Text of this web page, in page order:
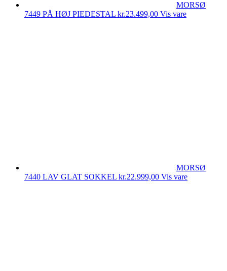
MORSØ
7449 PÅ HØJ PIEDESTAL kr.23.499,00 Vis vare
MORSØ
7440 LAV GLAT SOKKEL kr.22.999,00 Vis vare